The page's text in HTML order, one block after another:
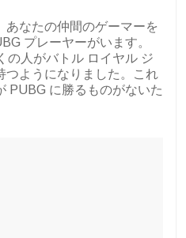
あなたの仲間のゲーマーを
プレーヤーがいます。
の人がバトル ロイヤル ジ
つようになりました。これ
PUBG に勝るものがないた